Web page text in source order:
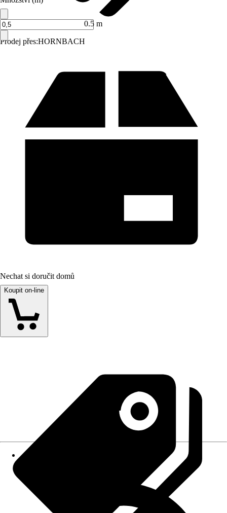
Prodej přes:HORNBACH
0.5 m
Nechat si doručit domů
Koupit on-line